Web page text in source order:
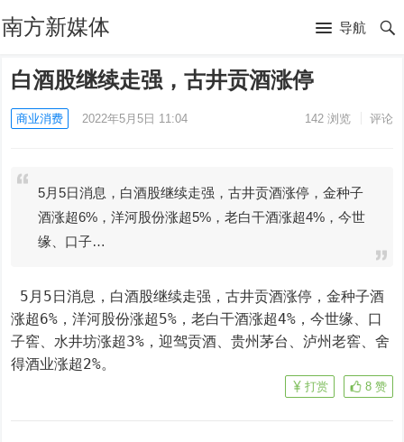
南方新媒体 导航
白酒股继续走强，古井贡酒涨停
商业消费 2022年5月5日 11:04 142浏览 评论
5月5日消息，白酒股继续走强，古井贡酒涨停，金种子
酒涨超6%，洋河股份涨超5%，老白干酒涨超4%，今世
缘、口子…
涨超6%，洋河股份涨超5%，老白干酒涨超4%，今世缘、口
子窖、水井坊涨超3%，迎驾贡酒、贵州茅台、泸州老窖、舍
得酒业涨超2%。
8 赞
打赏